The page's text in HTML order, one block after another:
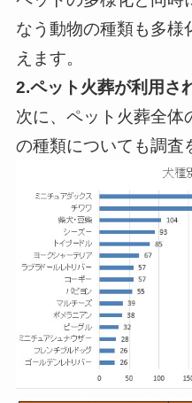
なう動物の種類も多様
えます。
2.ペット火葬が利用さ
次に、ペット火葬全体
の種類についても調査